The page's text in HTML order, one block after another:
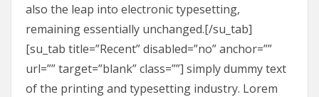
also the leap into electronic typesetting,
remaining essentially unchanged.[/su_tab]
[su_tab title=”Recent” disabled=”no” anchor=””
url=”” target=”blank” class=””] simply dummy text
of the printing and typesetting industry. Lorem